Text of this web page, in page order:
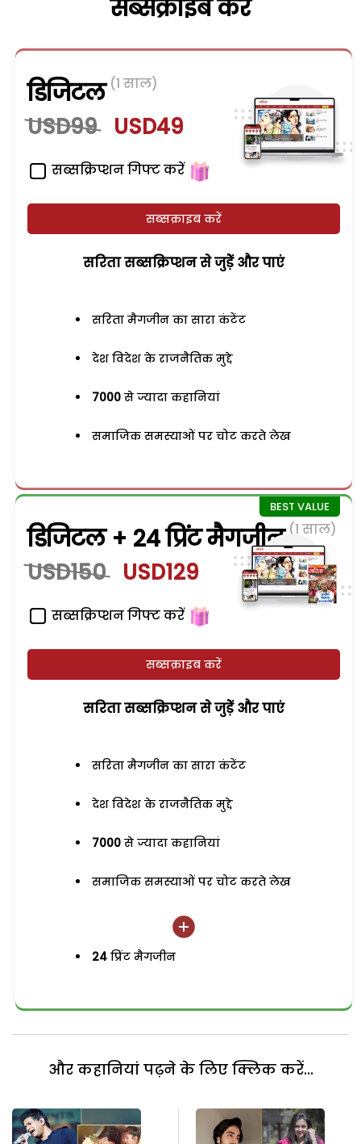
सब्सक्राइब करें
डिजिटल (1 साल)
USD99 USD49
सब्सक्रिप्शन गिफ्ट करें
सब्सक्राइब करें
सरिता सब्सक्रिप्शन से जुड़ेें और पाएं
सरिता मैगजीन का सारा कंटेंट
देश विदेश के राजनैतिक मुद्दे
7000 से ज्यादा कहानियां
समाजिक समस्याओं पर चोट करते लेख
डिजिटल + 24 प्रिंट मैगजीन (1 साल)
USD150 USD129
सब्सक्रिप्शन गिफ्ट करें
सब्सक्राइब करें
सरिता सब्सक्रिप्शन से जुड़ेें और पाएं
सरिता मैगजीन का सारा कंटेंट
देश विदेश के राजनैतिक मुद्दे
7000 से ज्यादा कहानियां
समाजिक समस्याओं पर चोट करते लेख
24 प्रिंट मैगजीन
और कहानियां पढ़ने के लिए क्लिक करें...